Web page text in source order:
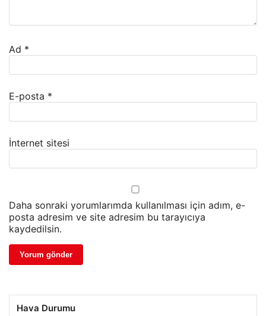
Ad *
E-posta *
İnternet sitesi
Daha sonraki yorumlarımda kullanılması için adım, e-
posta adresim ve site adresim bu tarayıcıya
kaydedilsin.
Hava Durumu